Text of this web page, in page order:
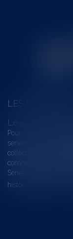
LES
Le joug léger
Pour une gestion
service du
collectivités Le
comme une charge.
Sénat a consacré,
historiques invite à y